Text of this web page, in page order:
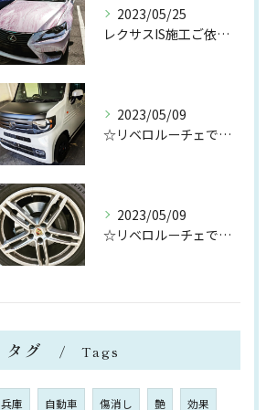
2023/05/25
レクサスIS施工ご依頼ありがとうございます😉
2023/05/09
☆リベロルーチェです☆
2023/05/09
☆リベロルーチェです☆
タグ Tags
兵庫 自動車 傷消し 艶 効果